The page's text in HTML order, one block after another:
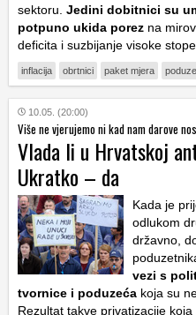
sektoru. Jedini dobitnici su
potpuno ukida porez na
deficita i suzbijanje visoke
inflacija obrtnici paket mjera
10.05. (20:00)
Više ne vjerujemo ni kad nam darove
Vlada li u Hrvatskoj
Ukratko – da
Kada je
odlukom
državno,
vezi s
tvornice i poduzeća koja su
Rezultat takve privatizacije